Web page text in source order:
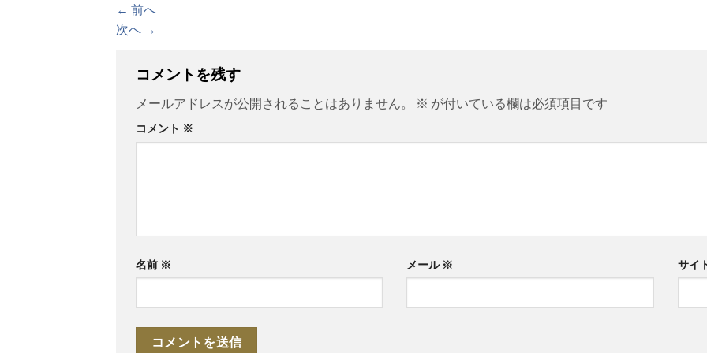
← 前へ
次へ →
コメントを残す
メールアドレスが公開されることはありません。 ※ が付いている欄は必須項目です
コメント ※
名前 ※ メール ※ サイ